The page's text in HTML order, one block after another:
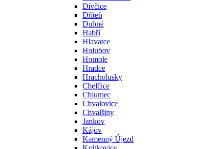
Dívčice
Dříteň
Dubné
Habří
Hlavatce
Holubov
Homole
Hradce
Hracholusky
Chelčice
Chlumec
Chvalovice
Chvalšiny
Jankov
Kájov
Kamenný Újezd